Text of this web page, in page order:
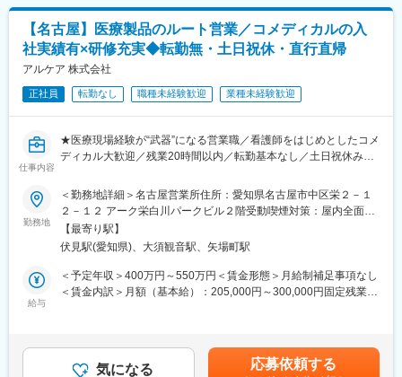
【同社の特徴】
1981年に設立し、微生物検査に使用する動物血液と血清、培地の
製造と販売から事業を開始。微生物培の原料として動物の血液が
必要不可欠である点に着目し、ウサギやヒツジ、ウマなど取り扱
い品目を増やして参りました。それまで培ってきたノウハウを基
にモノクロおよびポリクロ等抗体受託サービスを手掛け、微生物
培地の製品ラインアップを充実、最近では細胞の培養に用いる組
織培養培地の開発に特に注力してきました。
■働きやすい環境：
・残業：平均20時間程度
・土日祝休み・年休124日(2025年度実績)
・緊急対応：基本なし
・転勤：希望勤務地制度が設けられており、個人の意に反する転
勤はありません
・福利厚生：扶養手当、住宅手当あり（社内規定に基づき支給）
・産休・育休制度：女性社員の取得率100％、男性社員も複数名
取得実績あり
同社は「人の役に立ちたい」「医療に貢献したい」という思いや
りを持った社員が活躍しており、お互いに助け合う風土が根付い
ています。
今から70年近く前、病院で骨折治療をする際には、看護師の方が
した。
「看護師の方の負担を軽くしたい」、「患者さんが早く治療を受
の開発に込められた創業者や社員の志が、アルケアの全ての原点
です。
す。月給(月額)は固定手当を含めた表記です。
【名古屋】医療製品のルート営業／コメディカルの入
社実績有×研修充実◆転勤無・土日祝休・直行直帰
アルケア 株式会社
正社員 転勤なし 職種未経験歓迎 業種未経験歓迎
仕事内容
★医療現場経験が“武器”になる営業職／看護師をはじめとしたコメ
ディカル大歓迎／残業20時間以内／転勤基本なし／土日祝休み／
績あり★
患者さんと現場に寄り添える営業として、医療の課題を本気で解
決する仕事です。転勤は原則なく、働きやすさも抜群。社員を大
切にする日系ホワイト企業で、医療の未来づくりに貢献しません
か？
装置まで幅広い製品をご提案いただきます。売上に縛られるので
はなく、“医療現場にとって最適なケアは何か”を軸に提案できるの
勤務地
＜勤務地詳細＞名古屋営業所住所：愛知県名古屋市中区栄２－１
２－１２ アーク栄白川パークビル２階受動喫煙対策：屋内全面禁
煙変更の範囲：会社の定める事業所（リモートワーク含む）
【最寄り駅】
伏見駅(愛知県)、大須観音駅、矢場町駅
給与
＜予定年収＞400万円～550万円＜賃金形態＞月給制補足事項なし
＜賃金内訳＞月額（基本給）：205,000円～300,000円固定残業手
＞※固定残業代は外勤手当として支給いたします。※ご経験・スキ
ルを考慮し、社内規定により決定いたします。■昇給：年1回（7
気になる 応募依頼する